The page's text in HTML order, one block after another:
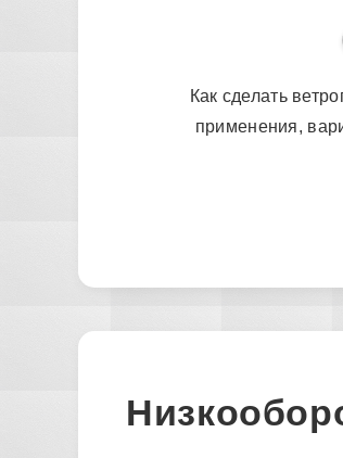
Как сделать
применения,